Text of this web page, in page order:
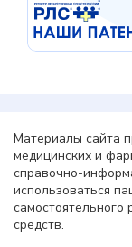
Материалы сайта
медицинских и
справочно-
использоваться
средств.